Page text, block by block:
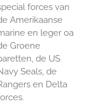
forces van
Amerikaanse
en leger oa
Groene
de US
Seals, de
en Delta